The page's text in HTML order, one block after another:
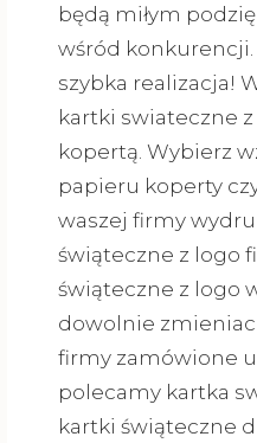
będą miłym
wśród
szybka realizacja!
kartki swiateczne
kopertą. Wybierz
papieru koperty
waszej firmy
świąteczne z logo
świąteczne z logo
dowolnie
firmy zamówione
polecamy kartka
kartki świąteczne